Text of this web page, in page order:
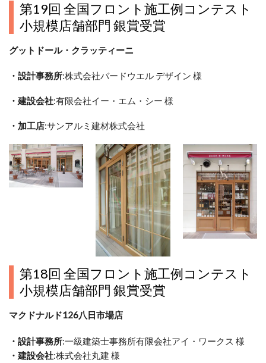
第19回 全国フロント施工例コンテスト
小規模店舗部門 銀賞受賞
グットドール・クラッティーニ
・設計事務所:株式会社バードウエル デザイン 様
・建設会社:有限会社イー・エム・シー 様
・加工店:サンアルミ建材株式会社
第18回 全国フロント施工例コンテスト
小規模店舗部門 銀賞受賞
マクドナルド126八日市場店
・設計事務所:一級建築士事務所有限会社アイ・ワークス 様
・建設会社:株式会社丸建 様